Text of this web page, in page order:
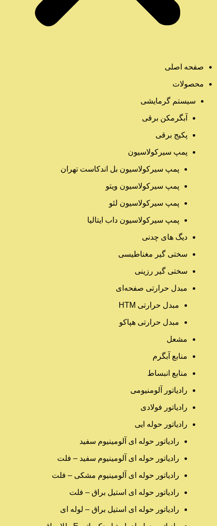
صفحه اصلی
محصولات
سیستم گرمایشی
آبگرمکن برقی
پکیج برقی
پمپ سیرکولاسیون
پمپ سیرکولاسیون بل اندکاست تهران
پمپ سیرکولاسیون ویتو
پمپ سیرکولاسیون لئو
پمپ سیرکولاسیون داب ایتالیا
دیگ های چدنی
سختی گیر مغناطیسی
سختی گیر رزینی
مبدل حرارتی صفحه‌ای
مبدل حرارتی HTM‎
مبدل حرارتی هپاکو
مشعل
منابع آبگرم
منابع انبساط
رادیاتور آلومنیومی
رادیاتور فولادی
رادیاتور حوله ایی
رادیاتور حوله ای آلومینیوم سفید
رادیاتور حوله ای آلومینیوم سفید – فلت
رادیاتور حوله ای آلومینیوم مشکی – فلت
رادیاتور حوله ای استیل براق – فلت
رادیاتور حوله ای استیل براق – لوله ای